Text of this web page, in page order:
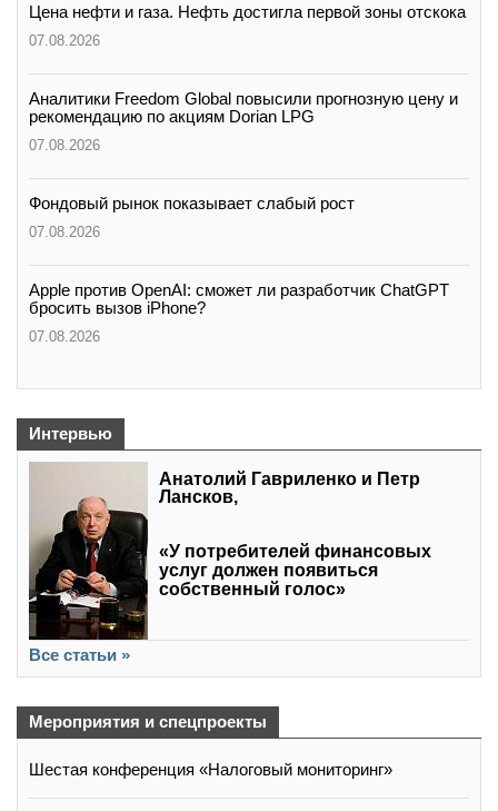
Цена нефти и газа. Нефть достигла первой зоны отскока
07.08.2026
Аналитики Freedom Global повысили прогнозную цену и
рекомендацию по акциям Dorian LPG
07.08.2026
Фондовый рынок показывает слабый рост
07.08.2026
Apple против OpenAI: сможет ли разработчик ChatGPT
бросить вызов iPhone?
07.08.2026
Интервью
Анатолий Гавриленко и Петр
Лансков,
«У потребителей финансовых
услуг должен появиться
собственный голос»
Все статьи »
Мероприятия и спецпроекты
Шестая конференция «Налоговый мониторинг»